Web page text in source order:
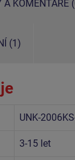
A KOMENTÁŘE
(1)
UNK-
3-15 let